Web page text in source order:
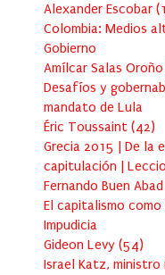
Alexander Escobar (
Colombia: Medios
Gobierno
Amílcar Salas Oroño
Desafíos y
mandato de Lula
Éric Toussaint (42)
Grecia 2015 | De la
capitulación |
Fernando Buen
El capitalismo
Impudicia
Gideon Levy (54)
Israel Katz,